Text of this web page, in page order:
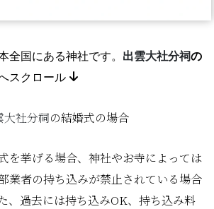
全国にある神社です。 出雲大社分祠の
スクロール
大社分祠の結婚式の場合
を挙げる場合、神社やお寺によっては
業者の持ち込みが禁止されている場合
、過去には持ち込みOK、持ち込み料